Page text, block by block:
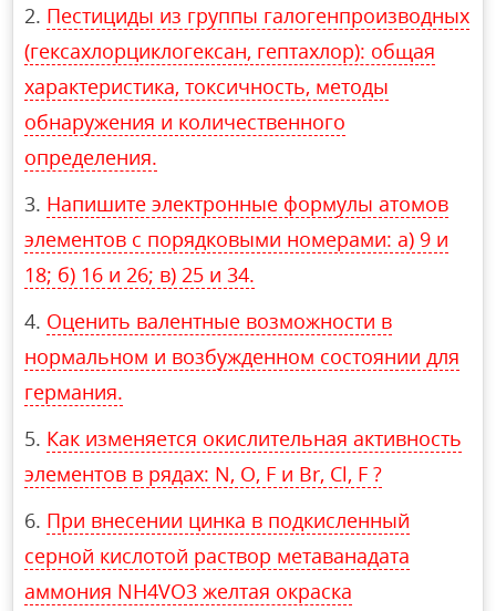
Пестициды из группы галогенпроизводных
(гексахлорциклогексан, гептахлор): общая
характеристика, токсичность, методы
обнаружения и количественного
определения.
Напишите электронные формулы атомов
элементов с порядковыми номерами: а) 9 и
18; б) 16 и 26; в) 25 и 34.
Оценить валентные возможности в
нормальном и возбужденном состоянии для
германия.
Как изменяется окислительная активность
элементов в рядах: N, O, F и Br, Cl, F ?
При внесении цинка в подкисленный
серной кислотой раствор метаванадата
аммония NH4VO3 желтая окраска